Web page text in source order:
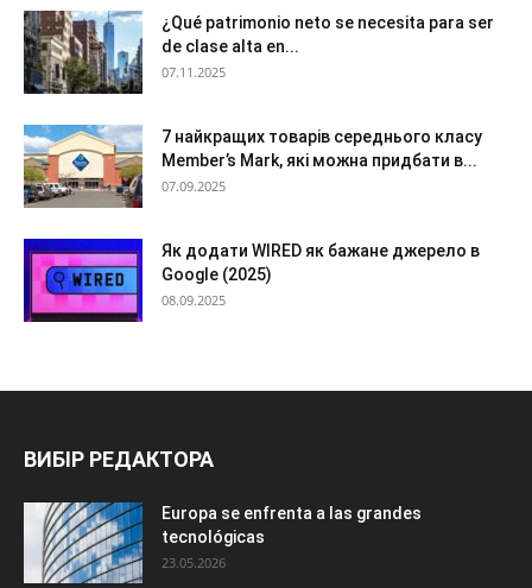
¿Qué patrimonio neto se necesita para ser
de clase alta en...
07.11.2025
7 найкращих товарів середнього класу
Member’s Mark, які можна придбати в...
07.09.2025
Як додати WIRED як бажане джерело в
Google (2025)
08.09.2025
ВИБІР РЕДАКТОРА
Europa se enfrenta a las grandes
tecnológicas
23.05.2026